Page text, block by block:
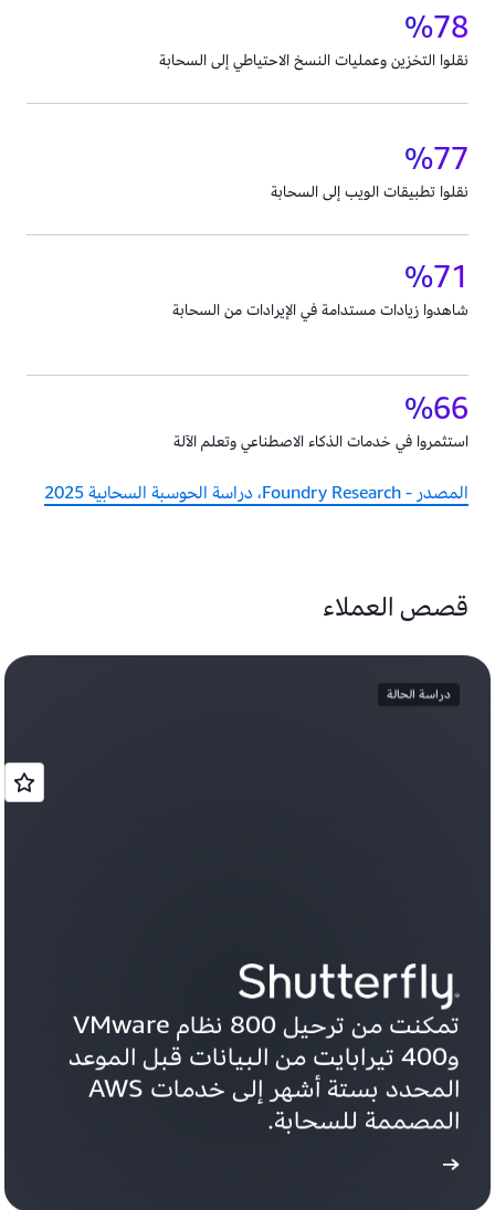
78‏%
نقلوا التخزين وعمليات النسخ الاحتياطي إلى السحابة
77‏%
نقلوا تطبيقات الويب إلى السحابة
71‏%
شاهدوا زيادات مستدامة في الإيرادات من السحابة
66‏%
استثمروا في خدمات الذكاء الاصطناعي وتعلم الآلة
المصدر - Foundry Research، دراسة الحوسبة السحابية 2025
قصص العملاء
دراسة الحالة
المصممة للسحابة.